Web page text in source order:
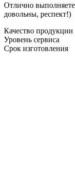
Отлично выполняете
довольны, респект!)
Качество продукции
Уровень сервиса
Срок изготовления